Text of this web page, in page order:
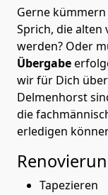
Gerne
Sprich, die alten
werden? Oder
Übergabe
wir für Dich
Delmenhorst
die
erledigen
Tapezieren